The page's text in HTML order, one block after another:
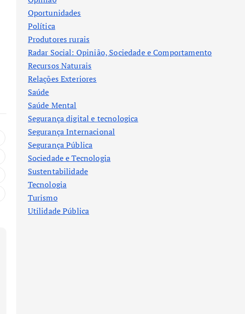
Oportunidades
Política
Produtores rurais
Radar Social: Opinião, Sociedade e Comportamento
Recursos Naturais
Relações Exteriores
Saúde
Saúde Mental
Segurança digital e tecnologica
Segurança Internacional
Segurança Pública
Sociedade e Tecnologia
Sustentabilidade
Tecnologia
Turismo
Utilidade Pública